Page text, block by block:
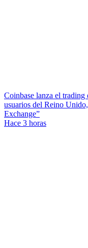
Coinbase lanza el trading
usuarios del Reino
Exchange”
Hace 3 horas